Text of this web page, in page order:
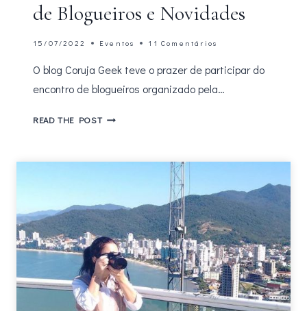
de Blogueiros e Novidades
15/07/2022 Eventos 11 Comentários
O blog Coruja Geek teve o prazer de participar do
encontro de blogueiros organizado pela…
READ THE POSTEDITORA
ENCONTRO
E
NOVIDADES